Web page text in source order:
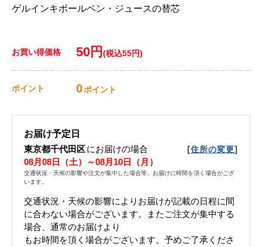
ゲルインキボールペン・ジュースの替芯
お買い得価格 50円 (税込55円)
ポイント 0ポイント
お届け予定日
東京都千代田区にお届けの場合 [住所の変更]
08月08日（土）～08月10日（月）
交通状況・天候の影響や注文が集中した場合等、お届けに時間を頂く場合がござ
います。
交通状況・天候の影響によりお届けが記載の日程に間
に合わない場合がございます。 またご注文が集中する
場合、通常のお届けより
もお時間を頂く場合がございます。 予めご了承くださ